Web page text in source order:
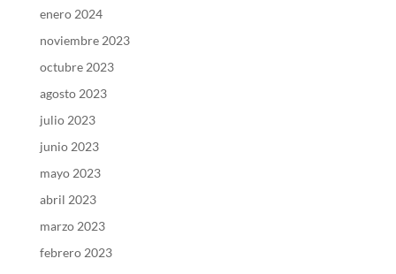
enero 2024
noviembre 2023
octubre 2023
agosto 2023
julio 2023
junio 2023
mayo 2023
abril 2023
marzo 2023
febrero 2023